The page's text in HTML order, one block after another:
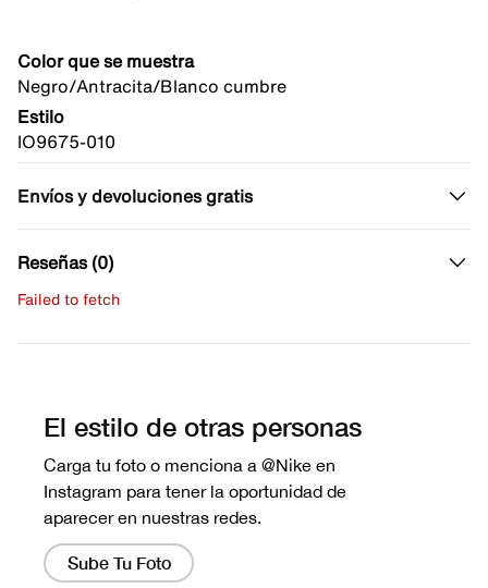
Color que se muestra
Negro/Antracita/Blanco cumbre
Estilo
IO9675-010
Envíos y devoluciones gratis
Reseñas (0)
Failed to fetch